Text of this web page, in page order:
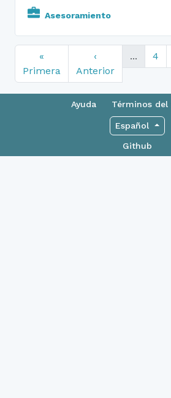
Asesoramiento
«
Primera
‹
Anterior
... 4
Ayuda Términos del
Español
Github